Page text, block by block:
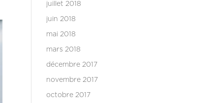
juillet 2018
juin 2018
mai 2018
mars 2018
décembre 2017
novembre 2017
octobre 2017